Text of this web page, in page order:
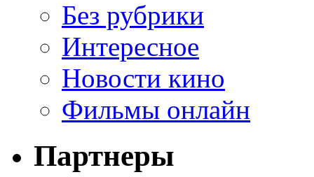
Без рубрики
Интересное
Новости кино
Фильмы онлайн
Партнеры